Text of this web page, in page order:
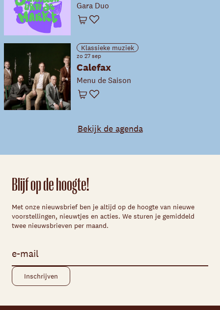
Gara Duo
Winkelwagen
Favoriet
Klassieke muziek
zo 27 sep
Calefax
Menu de Saison
Winkelwagen
Favoriet
Bekijk de agenda
Blijf op de hoogte!
Met onze nieuwsbrief ben je altijd op de hoogte van nieuwe
voorstellingen, nieuwtjes en acties. We sturen je gemiddeld
twee nieuwsbrieven per maand.